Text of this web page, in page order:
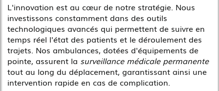
L'innovation est au cœur de notre stratégie. Nous
investissons constamment dans des outils
technologiques avancés qui permettent de suivre en
temps réel l'état des patients et le déroulement des
trajets. Nos ambulances, dotées d'équipements de
pointe, assurent la surveillance médicale permanente
tout au long du déplacement, garantissant ainsi une
intervention rapide en cas de complication.